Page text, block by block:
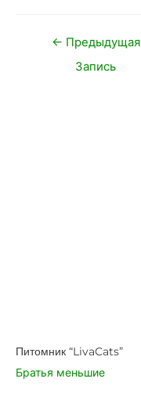
Навигация
← Предыдущая
Запись
Питомник “LivaCats”
Братья меньшие